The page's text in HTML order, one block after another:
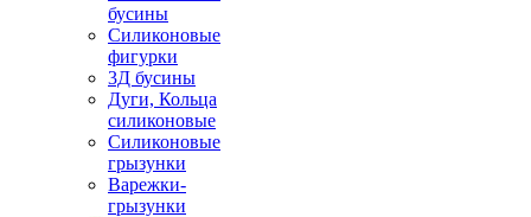
бусины
Силиконовые
фигурки
3Д бусины
Дуги, Кольца
силиконовые
Силиконовые
грызунки
Варежки-
грызунки